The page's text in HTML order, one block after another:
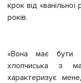
крок від
років.
«Вона має бути
хлопчиська з
характеризує